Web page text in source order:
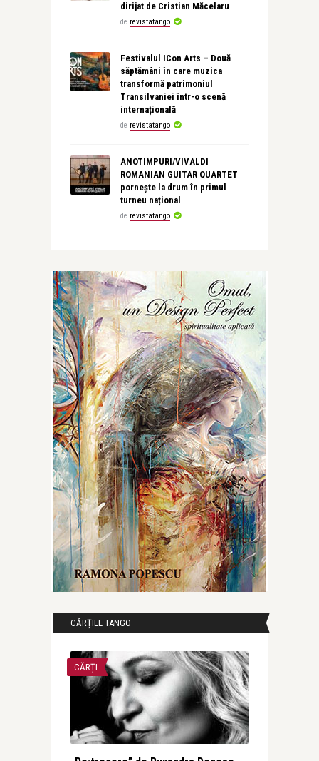
dirijat de Cristian Măcelaru
de revistatango
Festivalul ICon Arts – Două
săptămâni în care muzica
transformă patrimoniul
Transilvaniei într-o scenă
internațională
de revistatango
ANOTIMPURI/VIVALDI
ROMANIAN GUITAR QUARTET
pornește la drum în primul
turneu național
de revistatango
CĂRȚILE TANGO
CĂRȚI